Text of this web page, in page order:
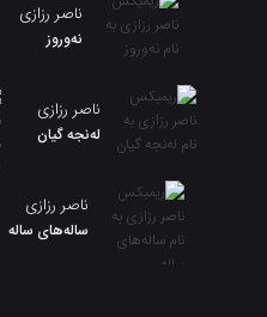
ناصر رزازی
نەوروز
ناصر رزازی
لەنجە گیان
ناصر رزازی
سالەهای ساله